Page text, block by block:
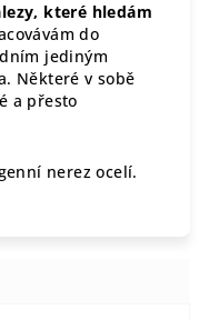
které hledám
do
jediným
Některé v sobě
a přesto
nerez ocelí.